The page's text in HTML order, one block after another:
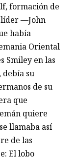
formación de
líder —John
había
Oriental
Smiley en las
debía su
de su
que
quiere
llamaba así
de las
El lobo